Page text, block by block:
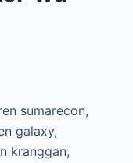
sumarecon,
galaxy,
kranggan,